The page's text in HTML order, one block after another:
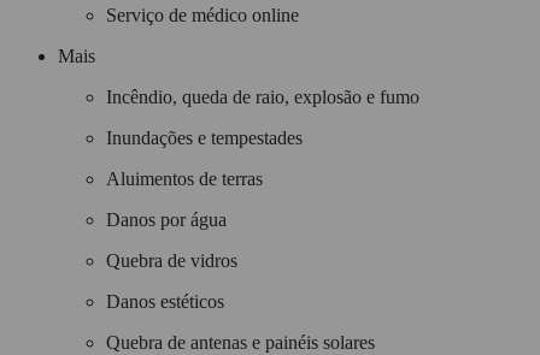
Serviço de médico online
Mais
Incêndio, queda de raio, explosão e fumo
Inundações e tempestades
Aluimentos de terras
Danos por água
Quebra de vidros
Danos estéticos
Quebra de antenas e painéis solares